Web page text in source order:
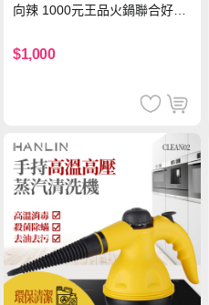
向辣 1000元王品火鍋聯合好禮
$1,000